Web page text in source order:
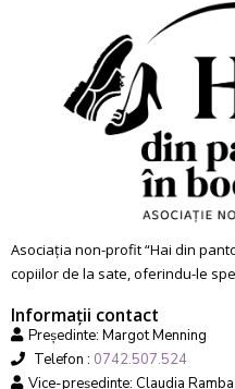
Asociația non-profit “Hai din
copiilor de la sate, oferindu-le
Informații contact
Președinte: Margot Menning
Telefon : 0742.507.524
Vice-președinte: Claudia Ramba